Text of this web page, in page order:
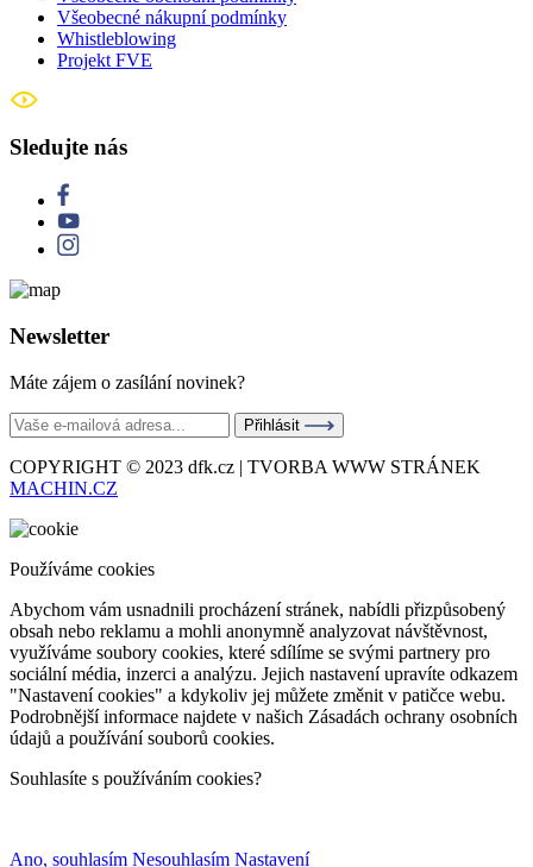
Všeobecné nákupní podmínky
Whistleblowing
Projekt FVE
Sledujte nás
Newsletter
Máte zájem o zasílání novinek?
Přihlásit
COPYRIGHT © 2023 dfk.cz | TVORBA WWW STRÁNEK
MACHIN.CZ
Používáme cookies
Abychom vám usnadnili procházení stránek, nabídli přizpůsobený
obsah nebo reklamu a mohli anonymně analyzovat návštěvnost,
využíváme soubory cookies, které sdílíme se svými partnery pro
sociální média, inzerci a analýzu. Jejich nastavení upravíte odkazem
"Nastavení cookies" a kdykoliv jej můžete změnit v patičce webu.
Podrobnější informace najdete v našich Zásadách ochrany osobních
údajů a používání souborů cookies.
Souhlasíte s používáním cookies?
Ano, souhlasím Nesouhlasím Nastavení